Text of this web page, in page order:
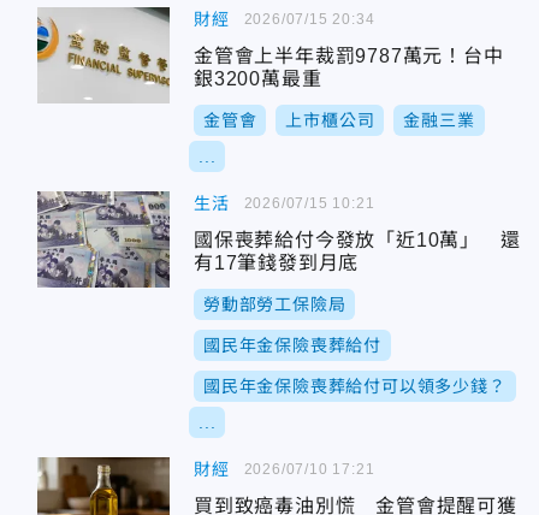
財經
金管會上半年裁罰9787萬元！台中
銀3200萬最重
金管會 上市櫃公司 金融三業
2026/07/15 20:34
生活
國保喪葬給付今發放「近10萬」 還
有17筆錢發到月底
勞動部勞工保險局
國民年金保險喪葬給付
國民年金保險喪葬給付可以領多少錢？
2026/07/15 10:21
財經
買到致癌毒油別慌 金管會提醒可獲
2026/07/10 17:21